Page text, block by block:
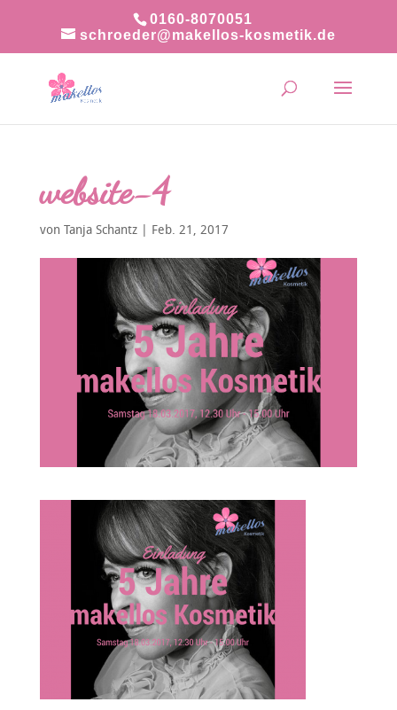
0160-8070051
schroeder@makellos-kosmetik.de
website-4
von Tanja Schantz| Feb. 21, 2017